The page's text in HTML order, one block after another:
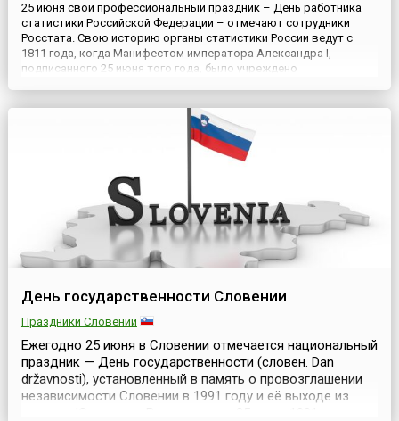
25 июня свой профессиональный праздник – День работника
статистики Российской Федерации – отмечают сотрудники
Росстата. Свою историю органы статистики России ведут с
1811 года, когда Манифестом императора Александра I,
подписанного 25 июня того года, было учреждено
День государственности Словении
Праздники Словении
Ежегодно 25 июня в Словении отмечается национальный
праздник — День государственности (словен. Dan
državnosti), установленный в память о провозглашении
независимости Словении в 1991 году и её выходе из